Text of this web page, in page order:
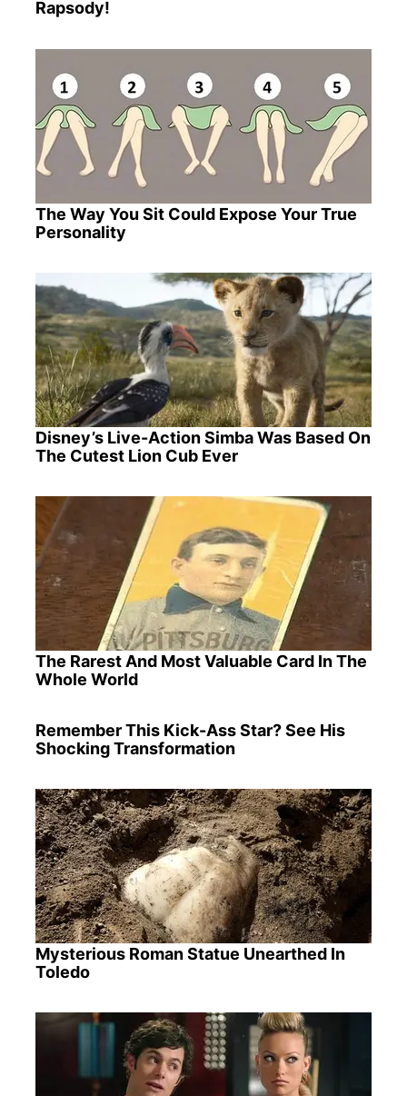
Rapsody!
The Way You Sit Could Expose Your True
Personality
Disney’s Live-Action Simba Was Based On
The Cutest Lion Cub Ever
The Rarest And Most Valuable Card In The
Whole World
Remember This Kick-Ass Star? See His
Shocking Transformation
Mysterious Roman Statue Unearthed In
Toledo